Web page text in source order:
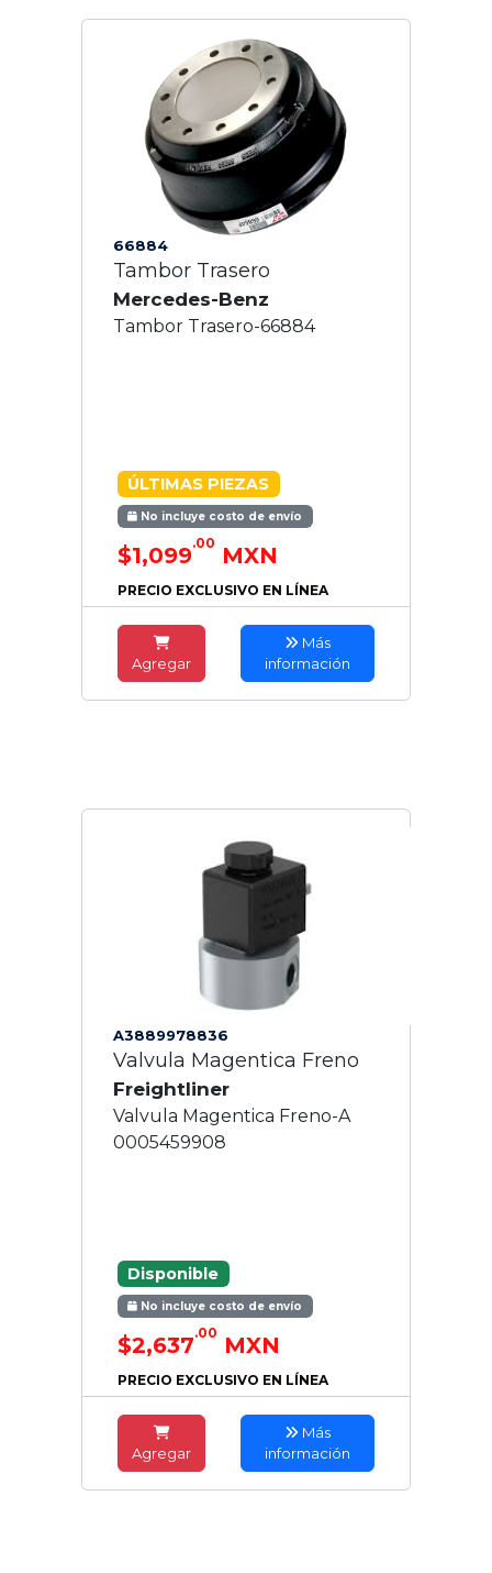
66884
Tambor Trasero
Mercedes-Benz
Tambor Trasero-66884
ÚLTIMAS PIEZAS
No incluye costo de envío
$1,099.00 MXN
PRECIO EXCLUSIVO EN LÍNEA
Agregar
Más
información
A3889978836
Valvula Magentica Freno
Freightliner
Valvula Magentica Freno-A
0005459908
Disponible
No incluye costo de envío
$2,637.00 MXN
PRECIO EXCLUSIVO EN LÍNEA
Agregar
Más
información